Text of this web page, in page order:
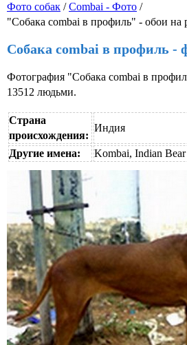
Фото собак /Combai - Фото /
"Собака combai в профиль" - обои на
Собака combai в профиль -
Фотография "Собака combai в
13512 людьми.
Страна
происхождения:
Индия
Другие имена: Kombai, Indian